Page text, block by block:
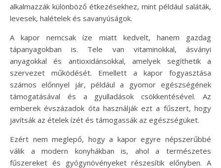
alkalmazzák különböző étkezésekhez, mint például saláták,
levesek, halételek és savanyúságok.
A kapor nemcsak íze miatt kedvelt, hanem gazdag
tápanyagokban is. Tele van vitaminokkal, ásványi
anyagokkal és antioxidánsokkal, amelyek segíthetik a
szervezet működését. Emellett a kapor fogyasztása
számos előnnyel jár, például a gyomor egészségének
támogatásával és a gyulladások csökkentésével. Az
emberek évszázadok óta használják ezt a fűszert, hogy
javítsák az ételek ízét és támogassák az egészségüket.
Ezért nem meglepő, hogy a kapor egyre népszerűbbé
válik a modern konyhákban is, ahol a természetes
fűszereket és gyógynövényeket részesítik előnyben. A